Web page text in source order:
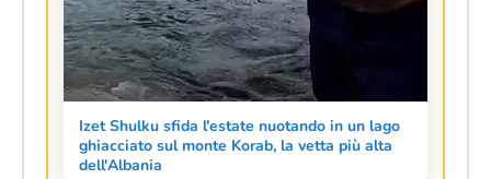
Izet Shulku sfida l'estate nuotando in un lago
ghiacciato sul monte Korab, la vetta più alta
dell'Albania